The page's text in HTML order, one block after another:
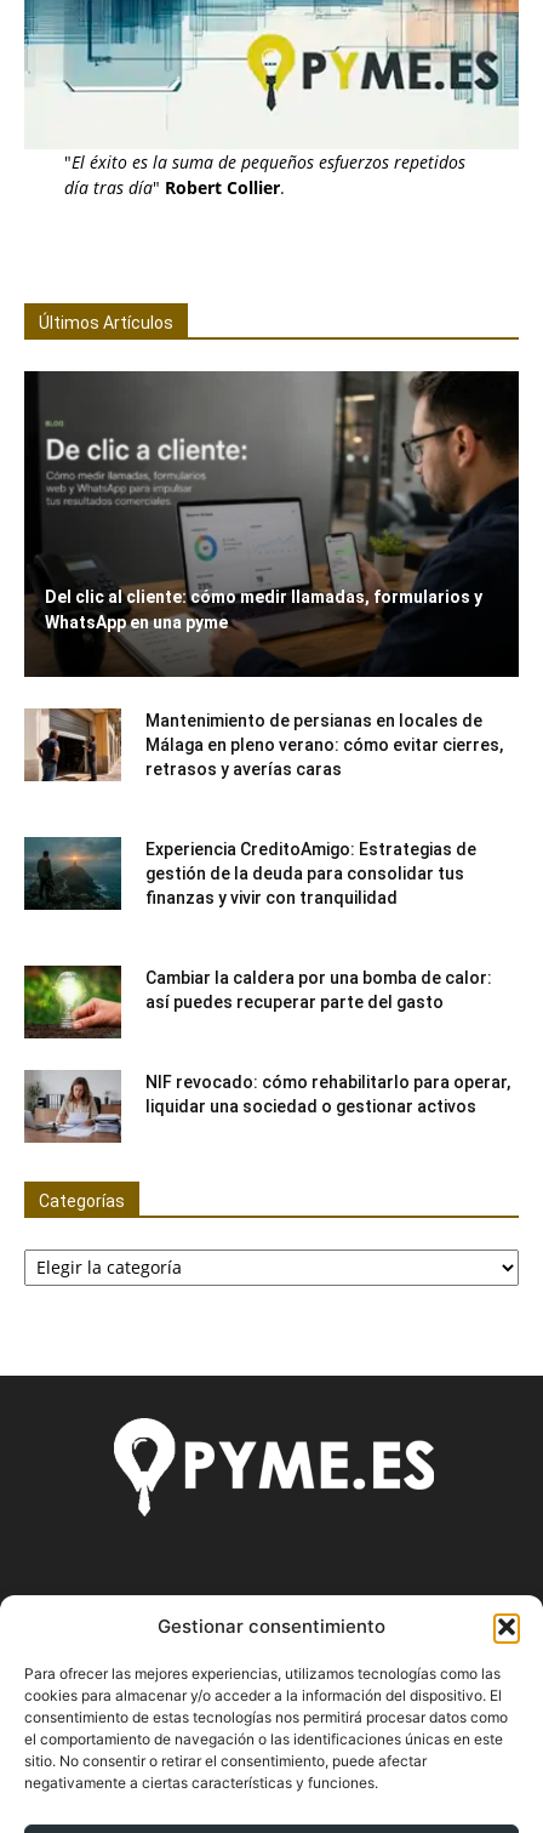
Gestionar consentimiento
Para ofrecer las mejores experiencias, utilizamos tecnologías como las
cookies para almacenar y/o acceder a la información del dispositivo. El
consentimiento de estas tecnologías nos permitirá procesar datos como
el comportamiento de navegación o las identificaciones únicas en este
sitio. No consentir o retirar el consentimiento, puede afectar
negativamente a ciertas características y funciones.
"El éxito es la suma de pequeños esfuerzos repetidos
día tras día" Robert Collier.
Últimos Artículos
Del clic al cliente: cómo medir llamadas, formularios y
WhatsApp en una pyme
Mantenimiento de persianas en locales de
Málaga en pleno verano: cómo evitar cierres,
retrasos y averías caras
Experiencia CreditoAmigo: Estrategias de
gestión de la deuda para consolidar tus
finanzas y vivir con tranquilidad
Cambiar la caldera por una bomba de calor:
así puedes recuperar parte del gasto
NIF revocado: cómo rehabilitarlo para operar,
liquidar una sociedad o gestionar activos
Categorías
Categorías
Pyme.es es el portal web donde podrás mantenerte
actualizado de todas las noticias y novedades sobre la
economía en España y el mundo, así como donde podrás
conseguir toda la información necesaria sobre
emprendimiento.